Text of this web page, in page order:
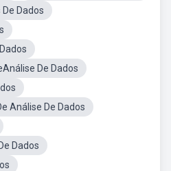
Dados
De Dados
Análise De Dados
Dados